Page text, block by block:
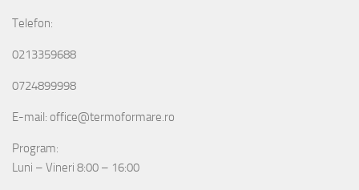
Telefon:
0213359688
0724899998
E-mail: office@termoformare.ro
Program:
Luni – Vineri 8:00 – 16:00